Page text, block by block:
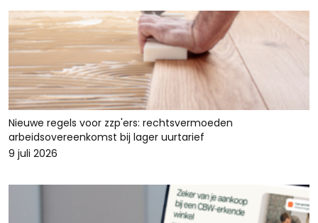
Nieuwe regels voor zzp'ers: rechtsvermoeden
arbeidsovereenkomst bij lager uurtarief
9 juli 2026